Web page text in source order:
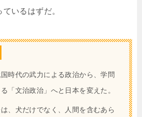
いるはずだ。
時代の武力による政治から、学問
「文治政治」へと日本を変えた。
、犬だけでなく、人間を含むあら